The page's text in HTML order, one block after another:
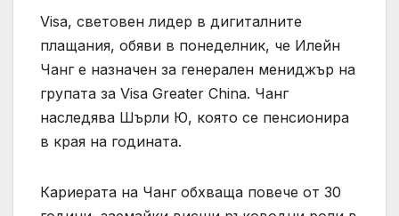
Visa, световен лидер в дигиталните
плащания, обяви в понеделник, че Илейн
Чанг е назначен за генерален мениджър на
групата за Visa Greater China. Чанг
наследява Шърли Ю, която се пенсионира
в края на годината.
Кариерата на Чанг обхваща повече от 30